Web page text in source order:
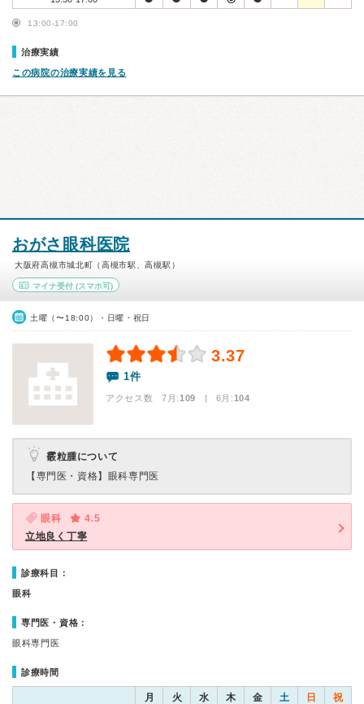
13:00-17:00
治療実績
この病院の治療実績を見る
おがさ眼科医院
大阪府高槻市城北町（高槻市駅、高槻駅）
マイナ受付 (スマホ可)
土曜（〜18:00）・日曜・祝日
3.37
1件
アクセス数 7月:109 | 6月:104
霰粒腫について
【専門医・資格】 眼科専門医
眼科
4.5
立地良く丁寧
診療科目：
眼科
専門医・資格：
眼科専門医
診療時間
月 火 水 木 金 土 日 祝